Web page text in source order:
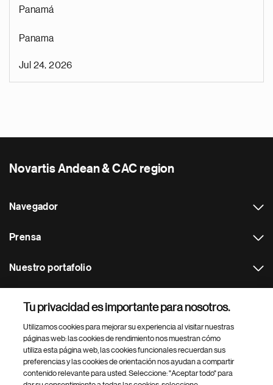
Panamá
Panama
Jul 24, 2026
Novartis Andean & CAC region
Navegador
Prensa
Nuestro portafolio
Footer Site Search
Tu privacidad es importante para nosotros.
Utilizamos cookies para mejorar su experiencia al visitar nuestras
páginas web: las cookies de rendimiento nos muestran cómo
utiliza esta página web, las cookies funcionales recuerdan sus
preferencias y las cookies de orientación nos ayudan a compartir
contenido relevante para usted. Seleccione: "Aceptar todo" para